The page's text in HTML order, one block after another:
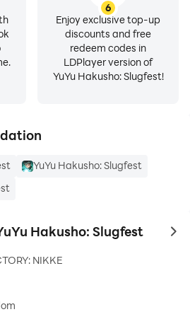
6
Enjoy exclusive top-up
discounts and free
redeem codes in
LDPlayer version of
YuYu Hakusho: Slugfest!
YuYu Hakusho: Slugfest
Hakusho: Slugfest to
NIKKE